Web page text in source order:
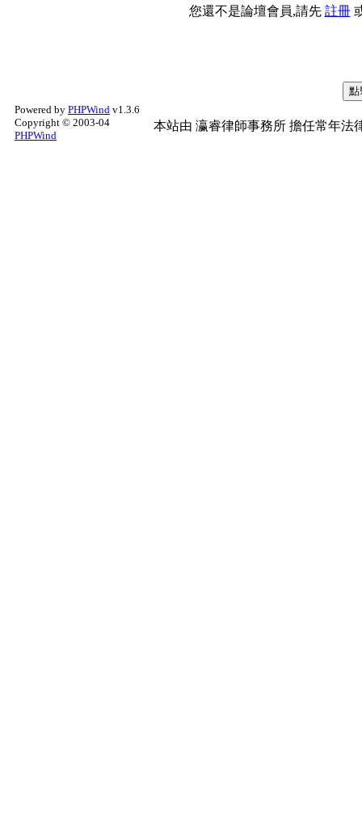
您還不是論壇會員,請先 註冊
Powered by PHPWind v1.3.6
Copyright © 2003-04
PHPWind
本站由 瀛睿律師事務所 擔任常年法